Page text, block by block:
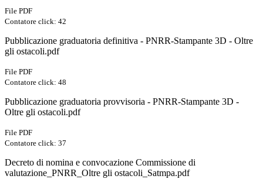
File PDF
Contatore click: 42
Pubblicazione graduatoria definitiva - PNRR-Stampante 3D - Oltre
gli ostacoli.pdf
File PDF
Contatore click: 48
Pubblicazione graduatoria provvisoria - PNRR-Stampante 3D -
Oltre gli ostacoli.pdf
File PDF
Contatore click: 37
Decreto di nomina e convocazione Commissione di
valutazione_PNRR_Oltre gli ostacoli_Satmpa.pdf